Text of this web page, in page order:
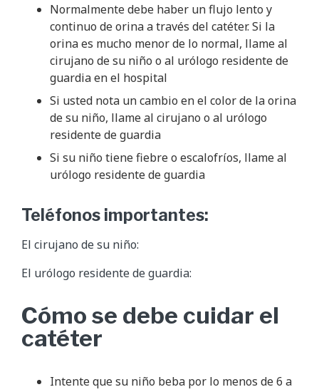
Normalmente debe haber un flujo lento y
continuo de orina a través del catéter. Si la
orina es mucho menor de lo normal, llame al
cirujano de su niño o al urólogo residente de
guardia en el hospital
Si usted nota un cambio en el color de la orina
de su niño, llame al cirujano o al urólogo
residente de guardia
Si su niño tiene fiebre o escalofríos, llame al
urólogo residente de guardia
Teléfonos importantes:
El cirujano de su niño:
El urólogo residente de guardia:
Cómo se debe cuidar el
catéter
Intente que su niño beba por lo menos de 6 a